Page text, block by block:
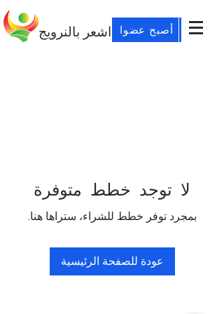
اشعر بالنرويج أصبح عضوا
لا توجد خطط متوفرة
بمجرد توفر خطط للشراء، ستراها هنا.
عودة للصفحة الرئيسية